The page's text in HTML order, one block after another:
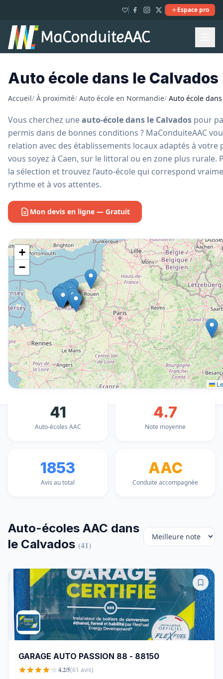
Espace pro
Auto école dans le Calvados
Accueil/ À proximité/ Auto école en Normandie/ Auto école
Vous cherchez uneauto-école dans le Calvados pour
permis dans de bonnes conditions ? MaConduiteAAC
relation avec des établissements locaux adaptés à votre
vous soyez à Caen, sur le littoral ou en zone plus rurale.
la sélection et trouvez l’auto-école qui correspond
rythme et à vos attentes.
Mon devis en ligne — Gratuit
+
−
41
Auto-écoles AAC
4.7
Note moyenne
1853
Avis au total
AAC
Conduite accompagnée
Auto-écoles AAC dans
le Calvados (41)
GARAGE AUTO PASSION 88 - 88150
4.2/5(61 avis)